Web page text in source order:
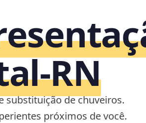
substituição de chuveiros.
próximos de você.